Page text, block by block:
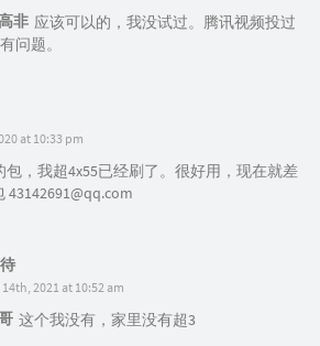
非 应该可以的，我没试过。腾讯视频投过
问题。
at 10:33 pm
包，我超4x55已经刷了。很好用，现在就差
43142691@qq.com
2021 at 10:52 am
这个我没有，家里没有超3